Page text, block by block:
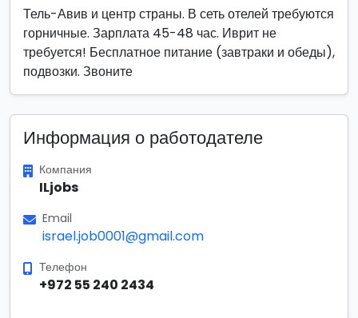
Тель-Авив и центр страны. В сеть отелей требуются
горничные. Зарплата 45-48 час. Иврит не
требуется! Бесплатное питание (завтраки и обеды),
подвозки. Звоните
Информация о работодателе
Компания
ILjobs
Email
israel.job0001@gmail.com
Телефон
+972 55 240 2434